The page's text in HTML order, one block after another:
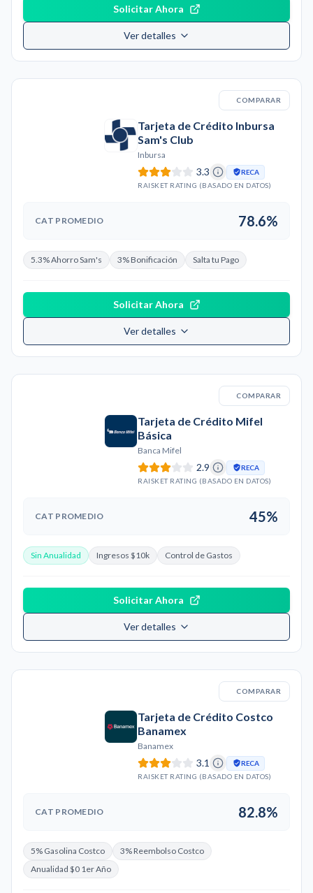
Solicitar Ahora
Ver detalles
COMPARAR
Tarjeta de Crédito Inbursa
Sam's Club
Inbursa
3.3
RECA
RAISKET RATING (BASADO EN DATOS)
CAT PROMEDIO 78.6%
5.3% Ahorro Sam's 3% Bonificación Salta tu Pago
Solicitar Ahora
Ver detalles
COMPARAR
Tarjeta de Crédito Mifel
Básica
Banca Mifel
2.9
RECA
RAISKET RATING (BASADO EN DATOS)
CAT PROMEDIO 45%
Sin Anualidad Ingresos $10k Control de Gastos
Solicitar Ahora
Ver detalles
COMPARAR
Tarjeta de Crédito Costco
Banamex
Banamex
3.1
RECA
RAISKET RATING (BASADO EN DATOS)
CAT PROMEDIO 82.8%
5% Gasolina Costco
3% Reembolso Costco
Anualidad $0 1er Año